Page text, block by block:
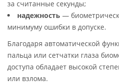
за считанные секунды;
надежность —
минимуму ошибки в допуске.
Благодаря автоматической
пальца или сетчатки глаза
доступа обладает высокой
или взлома.